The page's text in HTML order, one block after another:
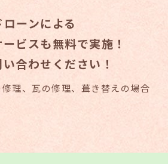
ローンによる
ビスも無料で実施！
合わせください！
理、瓦の修理、葺き替えの場合